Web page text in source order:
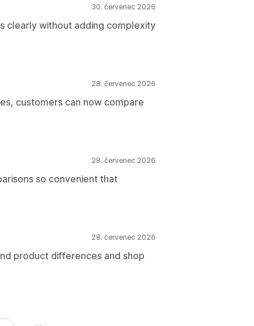
30. červenec 2026
clearly without adding complexity
28. červenec 2026
customers can now compare
28. červenec 2026
so convenient that
28. červenec 2026
product differences and shop